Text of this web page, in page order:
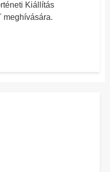
Kiállítás
meghívására.